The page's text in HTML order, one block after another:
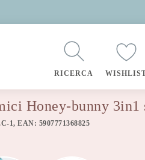
RICERCA
Honey-bunny 3in1
1, EAN: 5907771368825